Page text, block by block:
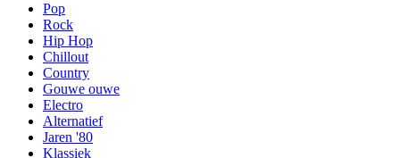
Pop
Rock
Hip Hop
Chillout
Country
Gouwe ouwe
Electro
Alternatief
Jaren '80
Klassiek